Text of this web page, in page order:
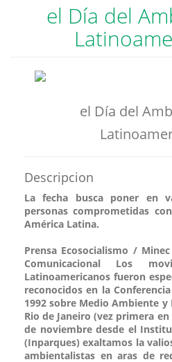
el Día del
el Día del
Descripcion
La fecha busca poner en
personas comprometidas
América Latina.
Prensa Ecosocialismo /
Comunicacional Los
Latinoamericanos fueron
reconocidos en la
1992 sobre Medio Ambiente y
Rio de Janeiro (vez primera
de noviembre desde el
(Inparques) exaltamos la
ambientalistas en aras de